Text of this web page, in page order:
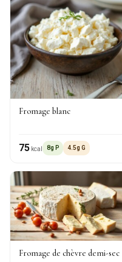
Fromage blanc
75 kcal 8g P 4.5g G
Fromage de chèvre demi-sec